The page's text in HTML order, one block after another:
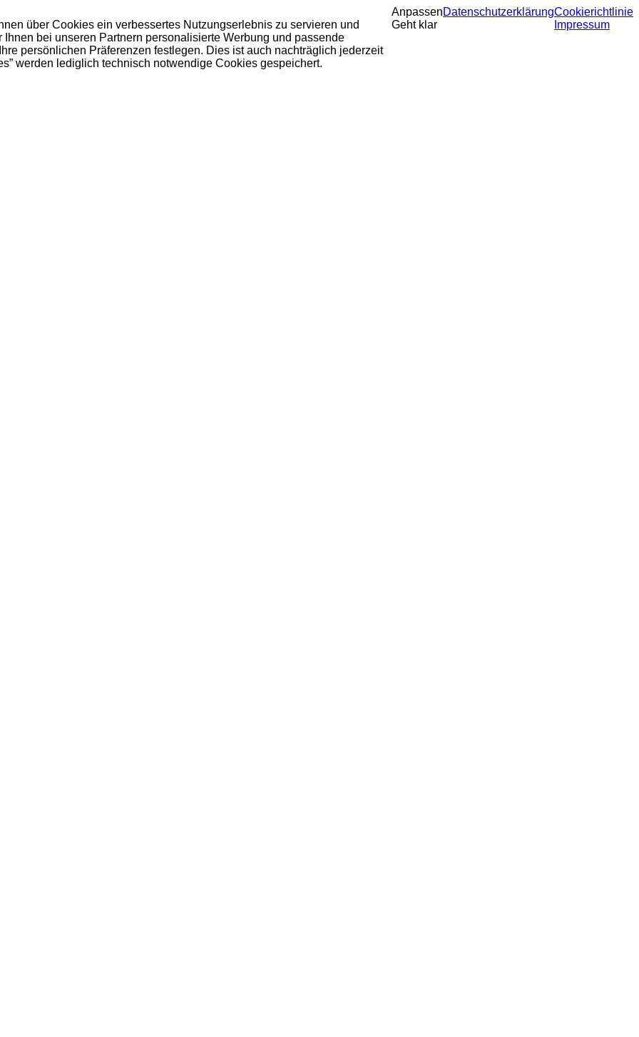
über Cookies ein verbessertes Nutzungserlebnis zu servieren und
bei unseren Partnern personalisierte Werbung und passende
persönlichen Präferenzen festlegen. Dies ist auch nachträglich jederzeit
werden lediglich technisch notwendige Cookies gespeichert.
Anpassen
Geht klar
DatenschutzerklärungCookierichtlinie
Impressum